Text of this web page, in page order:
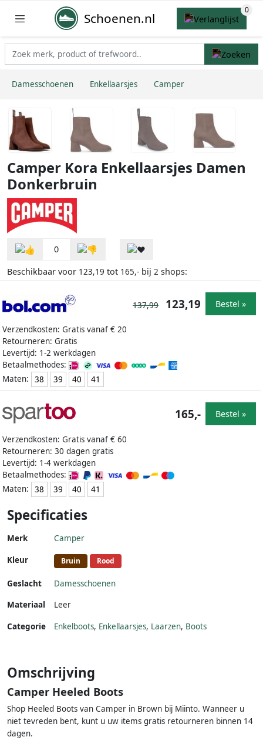
Schoenen.nl
Damesschoenen Enkellaarsjes Camper
Camper Kora Enkellaarsjes Damen
Donkerbruin
0
Beschikbaar voor 123,19 tot 165,- bij 2 shops:
Verzendkosten: Gratis vanaf € 20
Retourneren: Gratis
Levertijd: 1-2 werkdagen
Betaalmethodes:
Maten:
38 39 40 41
137,99 123,19 Bestel »
Verzendkosten: Gratis vanaf € 60
Retourneren: 30 dagen gratis
Levertijd: 1-4 werkdagen
Betaalmethodes:
Maten:
38 39 40 41
165,- Bestel »
Specificaties
Merk Camper
Kleur Bruin Rood
Geslacht
Damesschoenen
Materiaal
Leer
Categorie Enkelboots, Enkellaarsjes, Laarzen, Boots
Omschrijving
Camper Heeled Boots
Shop Heeled Boots van Camper in Brown bij Miinto. Wanneer u
niet tevreden bent, kunt u uw items gratis retourneren binnen 14
dagen.